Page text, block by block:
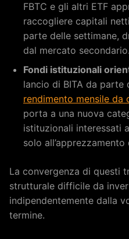
FBTC e gli altri ETF
raccogliere capitali
parte delle settimane,
dal mercato secondario.
Fondi istituzionali
lancio di BITA da
rendimento mensile da
porta a una nuova
istituzionali interessati
solo
La convergenza di questi
strutturale difficile da
indipendentemente dalla
termine.